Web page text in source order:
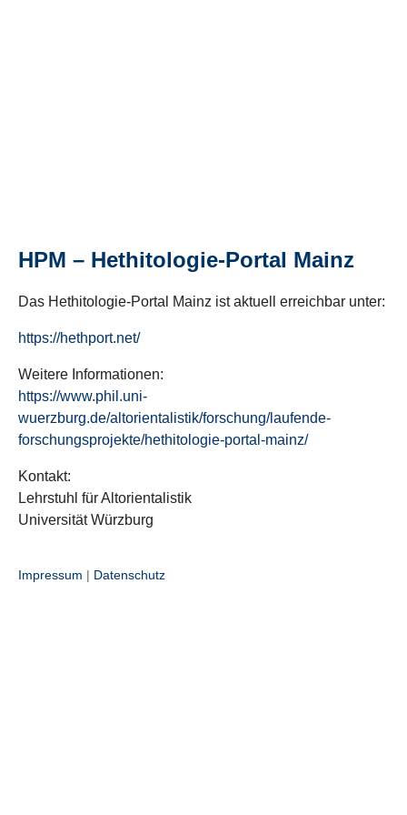
HPM – Hethitologie-Portal Mainz
Das Hethitologie-Portal Mainz ist aktuell erreichbar unter:
https://hethport.net/
Weitere Informationen:
https://www.phil.uni-
wuerzburg.de/altorientalistik/forschung/laufende-
forschungsprojekte/hethitologie-portal-mainz/
Kontakt:
Lehrstuhl für Altorientalistik
Universität Würzburg
Impressum | Datenschutz